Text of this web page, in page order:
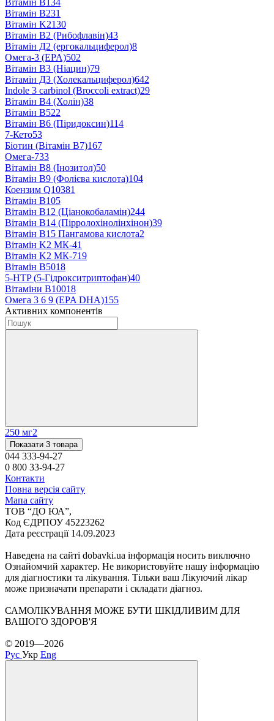
Вітамін B134
Вітамін B231
Вітамін K2130
Вітамін B2 (Рибофлавін)43
Вітамін Д2 (ергокальциферол)8
Омега-3 (EPA)502
Вітамін B3 (Ніацин)79
Вітамін Д3 (Холекальциферол)642
Indole 3 carbinol (Broccoli extract)29
Вітамін B4 (Холін)38
Вітамін B522
Вітамін В6 (Піридоксин)114
7-Кето53
Біотин (Вітамін B7)167
Омега-733
Вітамін B8 (Інозитол)50
Вітамін B9 (Фолієва кислота)104
Коензим Q10381
Вітамін B105
Вітамін B12 (Ціанокобаламін)244
Вітамін В14 (Пірролохінолінхінон)39
Вітамін B15 Пангамова кислота2
Вітамін K2 МК-41
Вітамін K2 МК-719
Вітамін B5018
5-HTP (5-Гідрокситриптофан)40
Вітаміни B10018
Омега 3 6 9 (EPA DHA)155
Активних компонентів
250 мг2
Показати 3 товара
044 333-94-27
0 800 33-94-27
Контакти
Повна версія сайту
Мапа сайту
ТОВ “ДО ЮА”,
Код ЄДРПОУ 45223262
Дата реєстрації 14.09.2023
Наведена на сайті dobavki.ua інформація носить виключно
Ознайомчий характер. Не використовуйте нашу інформацію
для діагностики та лікування. Тільки ваш Лікуючий лікар
може призначати препарати і складати діагноз.
САМОЛІКУВАННЯ МОЖЕ БУТИ ШКІДЛИВИМ ДЛЯ
ВАШОГО ЗДОРОВ'Я
© 2019—2026
Рус Укр Eng